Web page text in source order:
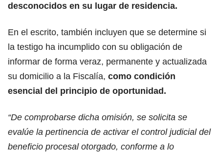
desconocidos en su lugar de residencia.
En el escrito, también incluyen que se determine si
la testigo ha incumplido con su obligación de
informar de forma veraz, permanente y actualizada
su domicilio a la Fiscalía, como condición
esencial del principio de oportunidad.
“De comprobarse dicha omisión, se solicita se
evalúe la pertinencia de activar el control judicial del
beneficio procesal otorgado, conforme a lo